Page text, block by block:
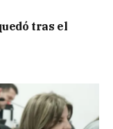
tras el